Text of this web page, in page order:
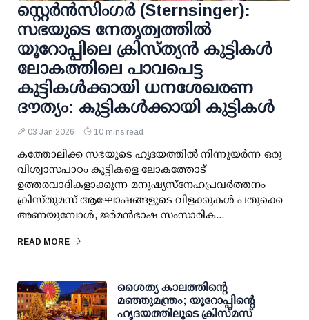
സ്റ്റെർൻസിംഗർ (Sternsinger):
സഭയുടെ നേതൃത്വത്തിൽ
യൂറോപ്പിലെ ക്രിസ്ത്യൻ കുട്ടികൾ
ലോകത്തിലെ പാവപെട്ട
കുട്ടികൾക്കായി ധനശേഖരണ
ദൗത്യം: കുട്ടികൾക്കായി കുട്ടികൾ
03 Jan 2026 10 mins read
കത്തോലിക്ക സഭയുടെ ഹൃദയത്തിൽ നിന്നുയർന്ന ഒരു
വിശ്വാസപാഠം കുട്ടികളെ ലോകത്തോട്
ഉത്തരവാദികളാക്കുന്ന മനുഷ്യസ്നേഹപ്രവർത്തനം
ക്രിസ്തുമസ് ആഘോഷങ്ങളുടെ വിളക്കുകൾ പതുക്കെ
അണയുമ്പോൾ, ജർമൻഭാഷ സംസാരിക...
READ MORE
ശൈത്യ കാലത്തിന്റെ
മഞ്ഞുമന്ത്രം; യൂറോപ്പിന്റെ
ഹൃദയത്തിലൂടെ ക്രിസ്മസ്